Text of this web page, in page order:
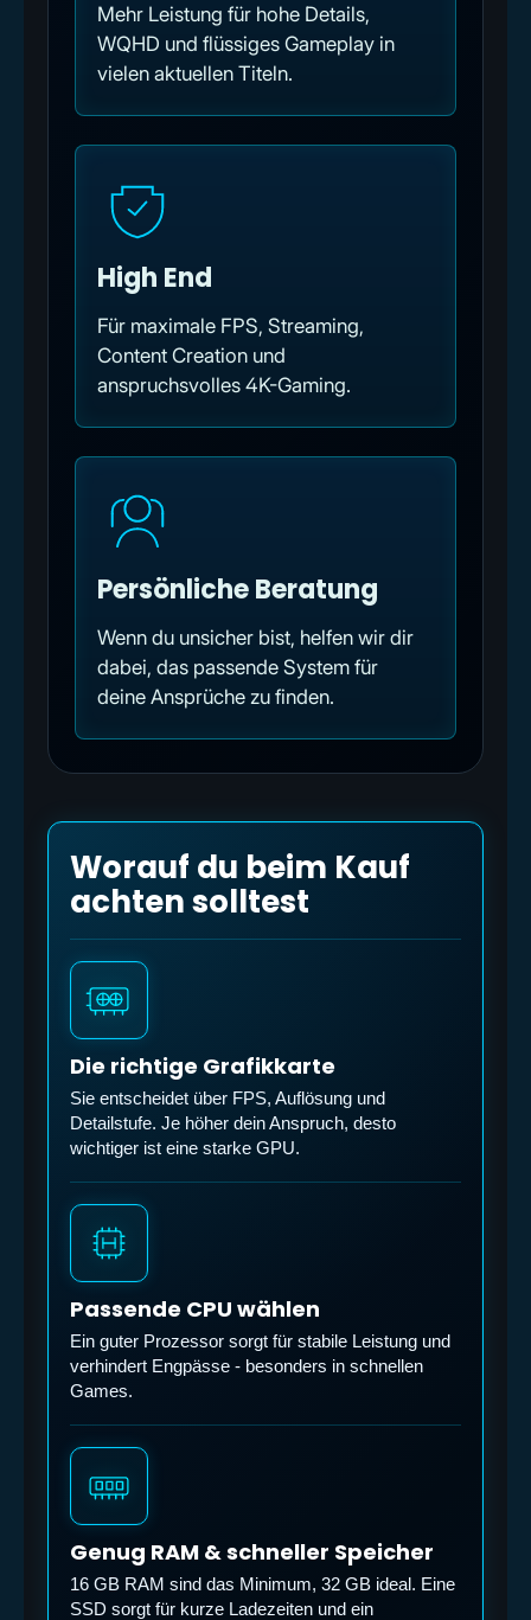
Mehr Leistung für hohe Details,
WQHD und flüssiges Gameplay in
vielen aktuellen Titeln.
High End
Für maximale FPS, Streaming,
Content Creation und
anspruchsvolles 4K-Gaming.
Persönliche Beratung
Wenn du unsicher bist, helfen wir dir
dabei, das passende System für
deine Ansprüche zu finden.
Worauf du beim Kauf
achten solltest
Die richtige Grafikkarte
Sie entscheidet über FPS, Auflösung und
Detailstufe. Je höher dein Anspruch, desto
wichtiger ist eine starke GPU.
Passende CPU wählen
Ein guter Prozessor sorgt für stabile Leistung und
verhindert Engpässe - besonders in schnellen
Games.
Genug RAM & schneller Speicher
16 GB RAM sind das Minimum, 32 GB ideal. Eine
SSD sorgt für kurze Ladezeiten und ein